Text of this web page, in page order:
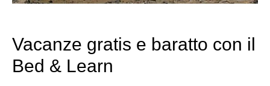
Vacanze gratis e baratto con il
Bed & Learn